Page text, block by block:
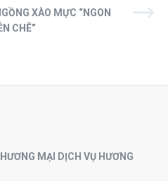
XÀO MỰC “NGON
CHÊ”
MẠI DỊCH VỤ HƯƠNG